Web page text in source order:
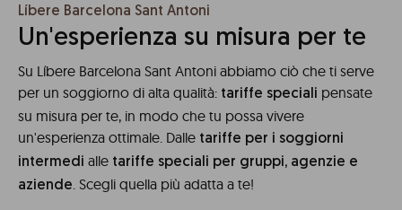
Líbere Barcelona Sant Antoni
Un'esperienza su misura per te
Su Líbere Barcelona Sant Antoni abbiamo ciò che ti serve
per un soggiorno di alta qualità: tariffe speciali pensate
su misura per te, in modo che tu possa vivere
un'esperienza ottimale. Dalle tariffe per i soggiorni
intermedi alle tariffe speciali per gruppi, agenzie e
aziende . Scegli quella più adatta a te!